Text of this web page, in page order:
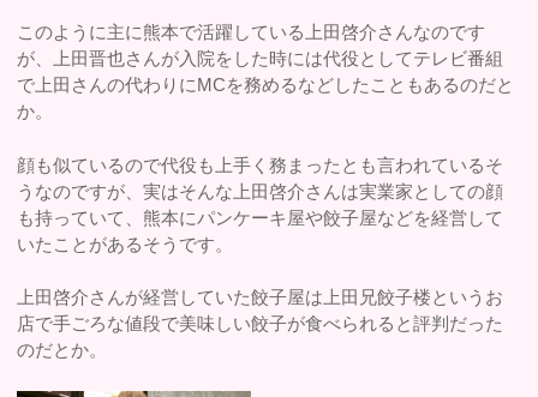
このように主に熊本で活躍している上田啓介さんなのです
が、上田晋也さんが入院をした時には代役としてテレビ番組
で上田さんの代わりにMCを務めるなどしたこともあるのだと
か。
顔も似ているので代役も上手く務まったとも言われているそ
うなのですが、実はそんな上田啓介さんは実業家としての顔
も持っていて、熊本にパンケーキ屋や餃子屋などを経営して
いたことがあるそうです。
上田啓介さんが経営していた餃子屋は上田兄餃子楼というお
店で手ごろな値段で美味しい餃子が食べられると評判だった
のだとか。